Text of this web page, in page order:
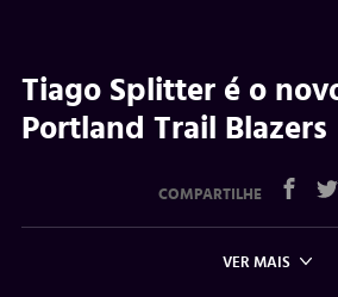
Tiago Splitter é o
Portland Trail Blazers
COMPARTILHE
VER MAIS